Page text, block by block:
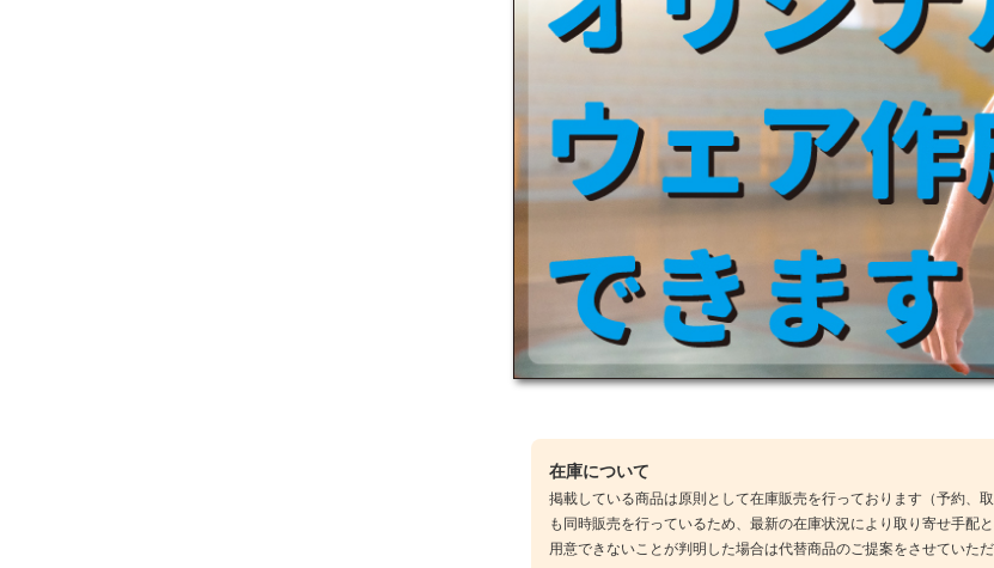
在庫について
掲載している商品は原則として在庫販売を行っております（予約、
も同時販売を行っているため、最新の在庫状況により取り寄せ手配
用意できないことが判明した場合は代替商品のご提案をさせていただ